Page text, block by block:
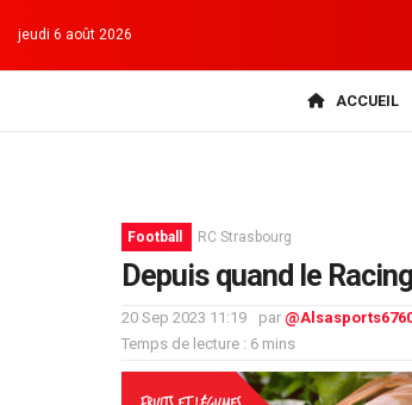
jeudi 6 août 2026
ACCUEIL
Football RC Strasbourg
Depuis quand le
20 Sep 2023 11:19 par
Temps de lecture : 6 mins